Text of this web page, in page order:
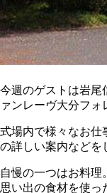
今週のゲストは岩尾
ァンレーヴ大分フォ
式場内で様々なお仕
の詳しい案内などを
自慢の一つはお料
思い出の食材を使っ